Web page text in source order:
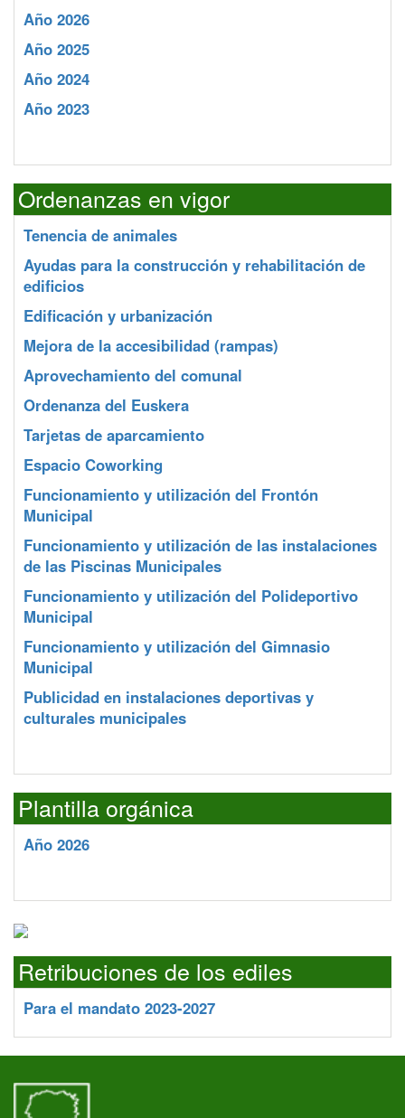
Año 2026
Año 2025
Año 2024
Año 2023
Ordenanzas en vigor
Tenencia de animales
Ayudas para la construcción y rehabilitación de
edificios
Edificación y urbanización
Mejora de la accesibilidad (rampas)
Aprovechamiento del comunal
Ordenanza del Euskera
Tarjetas de aparcamiento
Espacio Coworking
Funcionamiento y utilización del Frontón
Municipal
Funcionamiento y utilización de las instalaciones
de las Piscinas Municipales
Funcionamiento y utilización del Polideportivo
Municipal
Funcionamiento y utilización del Gimnasio
Municipal
Publicidad en instalaciones deportivas y
culturales municipales
Plantilla orgánica
Año 2026
Retribuciones de los ediles
Para el mandato 2023-2027